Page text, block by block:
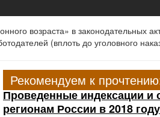
возраста» в законодательных
(вплоть до уголовного
Рекомендуем к
Проведенные индексации и
регионам России в 2018 году